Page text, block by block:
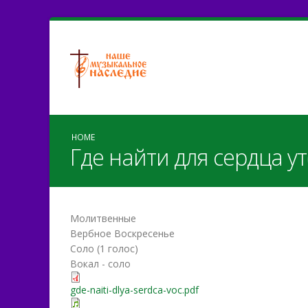
HOME
Где найти для сердца
Молитвенные
Вербное Воскресенье
Соло (1 голос)
Вокал - соло
gde-naiti-dlya-serdca-voc.pdf